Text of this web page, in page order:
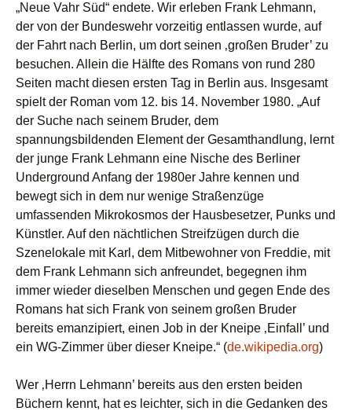
„Neue Vahr Süd“ endete. Wir erleben Frank Lehmann,
der von der Bundeswehr vorzeitig entlassen wurde, auf
der Fahrt nach Berlin, um dort seinen ‚großen Bruder’ zu
besuchen. Allein die Hälfte des Romans von rund 280
Seiten macht diesen ersten Tag in Berlin aus. Insgesamt
spielt der Roman vom 12. bis 14. November 1980. „Auf
der Suche nach seinem Bruder, dem
spannungsbildenden Element der Gesamthandlung, lernt
der junge Frank Lehmann eine Nische des Berliner
Underground Anfang der 1980er Jahre kennen und
bewegt sich in dem nur wenige Straßenzüge
umfassenden Mikrokosmos der Hausbesetzer, Punks und
Künstler. Auf den nächtlichen Streifzügen durch die
Szenelokale mit Karl, dem Mitbewohner von Freddie, mit
dem Frank Lehmann sich anfreundet, begegnen ihm
immer wieder dieselben Menschen und gegen Ende des
Romans hat sich Frank von seinem großen Bruder
bereits emanzipiert, einen Job in der Kneipe ‚Einfall’ und
ein WG-Zimmer über dieser Kneipe.“ (de.wikipedia.org)
Wer ‚Herrn Lehmann’ bereits aus den ersten beiden
Büchern kennt, hat es leichter, sich in die Gedanken des